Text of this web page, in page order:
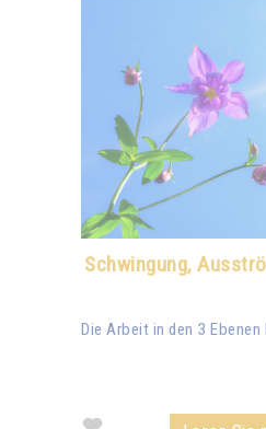
Schwingung,
Die Arbeit in den 3